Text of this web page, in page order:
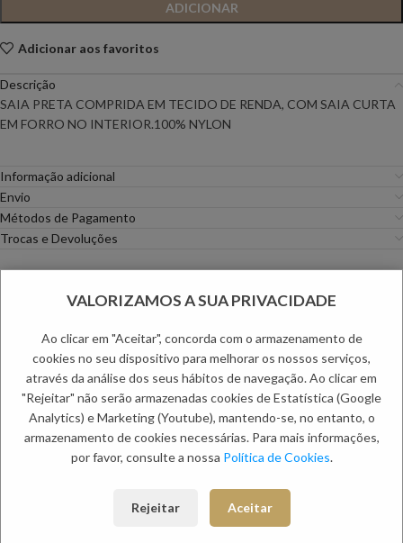
ADICIONAR
Adicionar aos favoritos
Descrição
SAIA PRETA COMPRIDA EM TECIDO DE RENDA, COM SAIA CURTA
EM FORRO NO INTERIOR.100% NYLON
Informação adicional
Envio
Métodos de Pagamento
Trocas e Devoluções
Verão Mulher
PRODUTOS RELACIONADOS:
NOVO -50%
ACHADOS DO DIA
NOVO -50%
ACHADOS DO DIA
VALORIZAMOS A SUA PRIVACIDADE
Ao clicar em "Aceitar", concorda com o armazenamento de
cookies no seu dispositivo para melhorar os nossos serviços,
através da análise dos seus hábitos de navegação. Ao clicar em
"Rejeitar" não serão armazenadas cookies de Estatística (Google
Analytics) e Marketing (Youtube), mantendo-se, no entanto, o
armazenamento de cookies necessárias. Para mais informações,
por favor, consulte a nossa Política de Cookies.
Rejeitar Aceitar